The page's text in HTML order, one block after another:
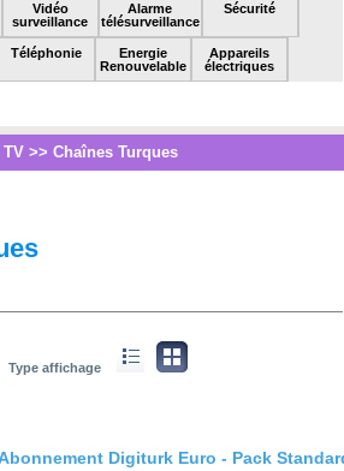
Vidéo
surveillance
Alarme
télésurveillance
Sécurité
Téléphonie
Energie
Renouvelable
Appareils
électriques
>> Chaînes Turques
Type affichage
Digiturk Euro - Pack